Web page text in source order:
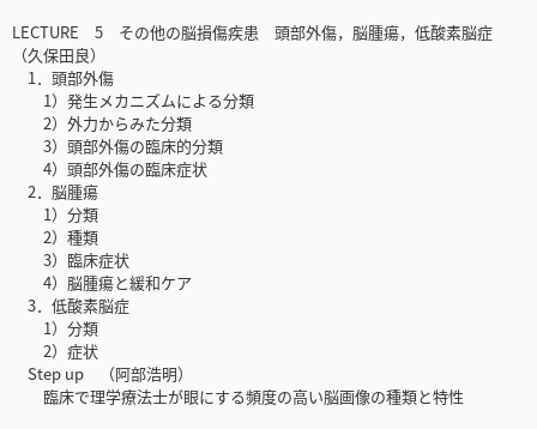
LECTURE 5 その他の脳損傷疾患 頭部外傷，脳腫瘍，低酸素脳症
（久保田良）
1．頭部外傷
1）発生メカニズムによる分類
2）外力からみた分類
3）頭部外傷の臨床的分類
4）頭部外傷の臨床症状
2．脳腫瘍
1）分類
2）種類
3）臨床症状
4）脳腫瘍と緩和ケア
3．低酸素脳症
1）分類
2）症状
Step up （阿部浩明）
臨床で理学療法士が眼にする頻度の高い脳画像の種類と特性